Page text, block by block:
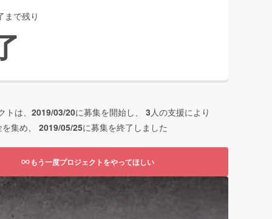
まで残り
は、 2019/03/20に募集を開始し、 3人の支援により
集め、 2019/05/25に募集を終了しました
もう一度プロジェクトをやってほしい